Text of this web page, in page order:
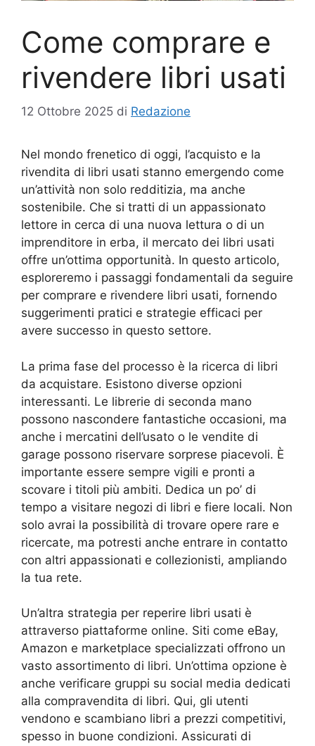
Come comprare e
rivendere libri usati
12 Ottobre 2025 di Redazione
Nel mondo frenetico di oggi, l’acquisto e la
rivendita di libri usati stanno emergendo come
un’attività non solo redditizia, ma anche
sostenibile. Che si tratti di un appassionato
lettore in cerca di una nuova lettura o di un
imprenditore in erba, il mercato dei libri usati
offre un’ottima opportunità. In questo articolo,
esploreremo i passaggi fondamentali da seguire
per comprare e rivendere libri usati, fornendo
suggerimenti pratici e strategie efficaci per
avere successo in questo settore.
La prima fase del processo è la ricerca di libri
da acquistare. Esistono diverse opzioni
interessanti. Le librerie di seconda mano
possono nascondere fantastiche occasioni, ma
anche i mercatini dell’usato o le vendite di
garage possono riservare sorprese piacevoli. È
importante essere sempre vigili e pronti a
scovare i titoli più ambiti. Dedica un po’ di
tempo a visitare negozi di libri e fiere locali. Non
solo avrai la possibilità di trovare opere rare e
ricercate, ma potresti anche entrare in contatto
con altri appassionati e collezionisti, ampliando
la tua rete.
Un’altra strategia per reperire libri usati è
attraverso piattaforme online. Siti come eBay,
Amazon e marketplace specializzati offrono un
vasto assortimento di libri. Un’ottima opzione è
anche verificare gruppi su social media dedicati
alla compravendita di libri. Qui, gli utenti
vendono e scambiano libri a prezzi competitivi,
spesso in buone condizioni. Assicurati di